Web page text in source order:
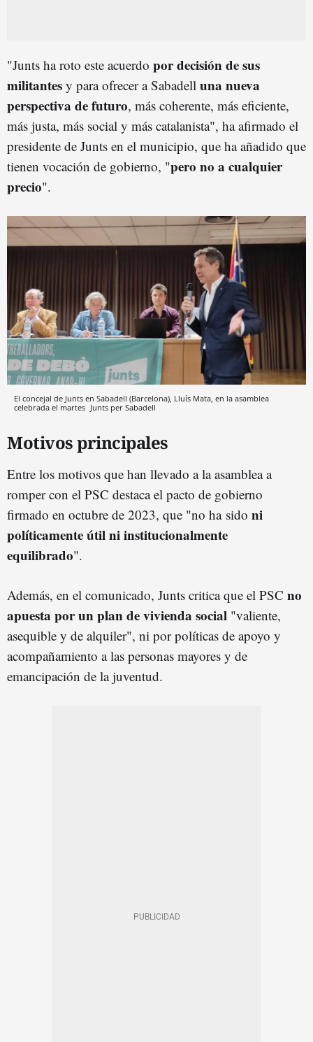
"Junts ha roto este acuerdo por decisión de sus
militantes y para ofrecer a Sabadell una nueva
perspectiva de futuro, más coherente, más eficiente,
más justa, más social y más catalanista", ha afirmado el
presidente de Junts en el municipio, que ha añadido que
tienen vocación de gobierno, "pero no a cualquier
precio".
El concejal de Junts en Sabadell (Barcelona), Lluís Mata, en la asamblea
celebrada el martes Junts per Sabadell
Motivos principales
Entre los motivos que han llevado a la asamblea a
romper con el PSC destaca el pacto de gobierno
firmado en octubre de 2023, que "no ha sido ni
políticamente útil ni institucionalmente
equilibrado".
Además, en el comunicado, Junts critica que el PSC no
apuesta por un plan de vivienda social "valiente,
asequible y de alquiler", ni por políticas de apoyo y
acompañamiento a las personas mayores y de
emancipación de la juventud.